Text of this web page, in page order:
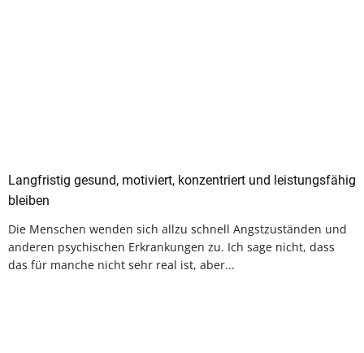
Langfristig gesund, motiviert, konzentriert und leistungsfähig
bleiben
Die Menschen wenden sich allzu schnell Angstzuständen und
anderen psychischen Erkrankungen zu. Ich sage nicht, dass
das für manche nicht sehr real ist, aber...